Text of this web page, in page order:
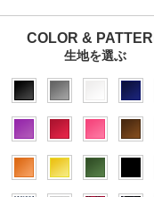
COLOR &
生地を選ぶ